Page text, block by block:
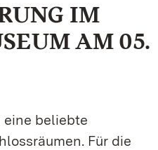
IM
AM 05.
eine beliebte
Für die